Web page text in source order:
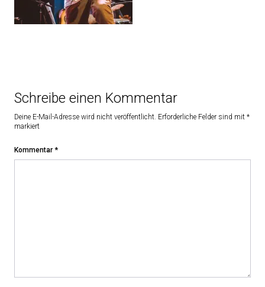
Schreibe einen Kommentar
Deine E-Mail-Adresse wird nicht veröffentlicht. Erforderliche Felder sind mit *
markiert
Kommentar *